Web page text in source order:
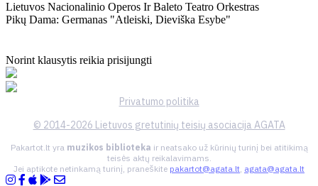
Lietuvos Nacionalinio Operos Ir Baleto Teatro Orkestras
Pikų Dama: Germanas "atleiski, Dieviška Esybe"
Norint klausytis reikia prisijungti
Privatumo politika
© 2014-2026 Lietuvos gretutinių teisių asociacija AGATA
Pakartot.lt yra muzikos biblioteka ir neatsako už kūrinių turinį bei atitikimą
teisės aktų reikalavimams.
Jei aptikote netinkamą turinį, praneškite pakartot@agata.lt, agata@agata.lt